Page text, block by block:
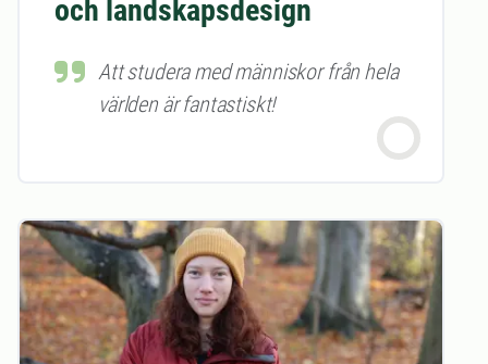
och landskapsdesign
Att studera med människor från hela
världen är fantastiskt!